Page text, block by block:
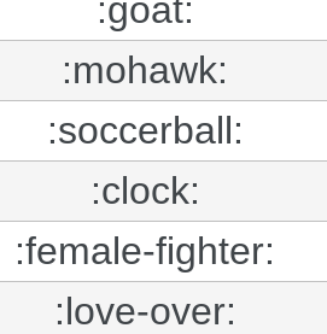
:goat:
:mohawk:
:soccerball:
:clock:
:female-fighter:
:love-over: